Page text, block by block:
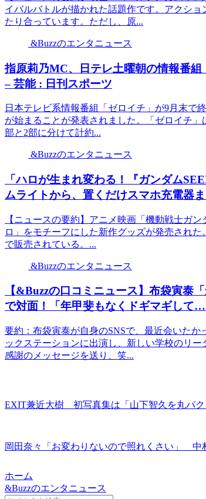
イバルバトルが描かれた話題作です。アクシ
たり合っています。ただし、原...
&Buzzのエンタニュース
指原莉乃MC、日テレ土曜朝の情報番
– 芸能 : 日刊スポーツ
日本テレビ系情報番組「ゼロイチ」が9月末で
が始まることが発表されました。「ゼロイチ
部と2部に分けて計約...
&Buzzのエンタニュース
「ハロが生まれ変わる！『ガンダム
ムライトから、置くだけスマホ充電器
【ニュースの要約】アニメ映画「機動戦士ガ
ロ」をモチーフにした新作グッズが発売され
で販売されている。...
&Buzzのエンタニュース
【&Buzzの口コミニュース】布袋寅泰
で対面！「年甲斐もなくドギマギして
要約：布袋寅泰が自身のSNSで、最近会いた
ックステーションに出演し、新しい学校のリ
感謝のメッセージを送り、笑...
EXIT兼近大樹 初写真集は「山下智久を丸パク
岡田奈々「お変わりないので照れくさい」 中
ホーム
&Buzzのエンタニュース